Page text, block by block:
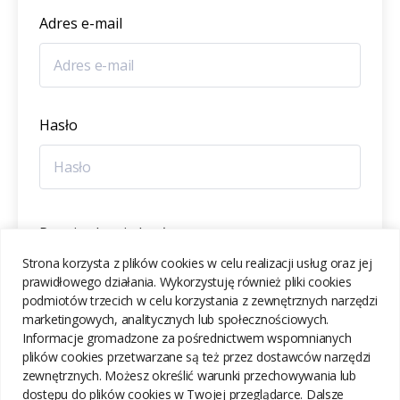
Strona korzysta z plików cookies w celu realizacji usług oraz jej
prawidłowego działania. Wykorzystuję również pliki cookies
podmiotów trzecich w celu korzystania z zewnętrznych narzędzi
marketingowych, analitycznych lub społecznościowych.
Informacje gromadzone za pośrednictwem wspomnianych
plików cookies przetwarzane są też przez dostawców narzędzi
zewnętrznych. Możesz określić warunki przechowywania lub
dostępu do plików cookies w Twojej przeglądarce. Dalsze
Adres e-mail
Hasło
Potwierdzenie hasła
ZAREJESTRUJ SIĘ